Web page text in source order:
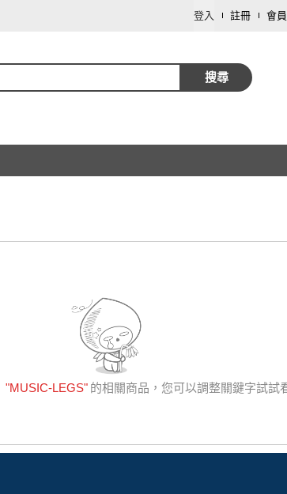
登入 註冊 會
搜尋
"MUSIC-LEGS" 的相關商品，您可以調整關鍵字試試